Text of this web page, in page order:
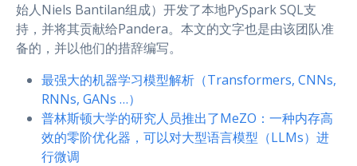
始人Niels Bantilan组成）开发了本地PySpark SQL支
持，并将其贡献给Pandera。本文的文字也是由该团队准
备的，并以他们的措辞编写。
最强大的机器学习模型解析（Transformers, CNNs,
RNNs, GANs …）
普林斯顿大学的研究人员推出了MeZO：一种内存高
效的零阶优化器，可以对大型语言模型（LLMs）进
行微调